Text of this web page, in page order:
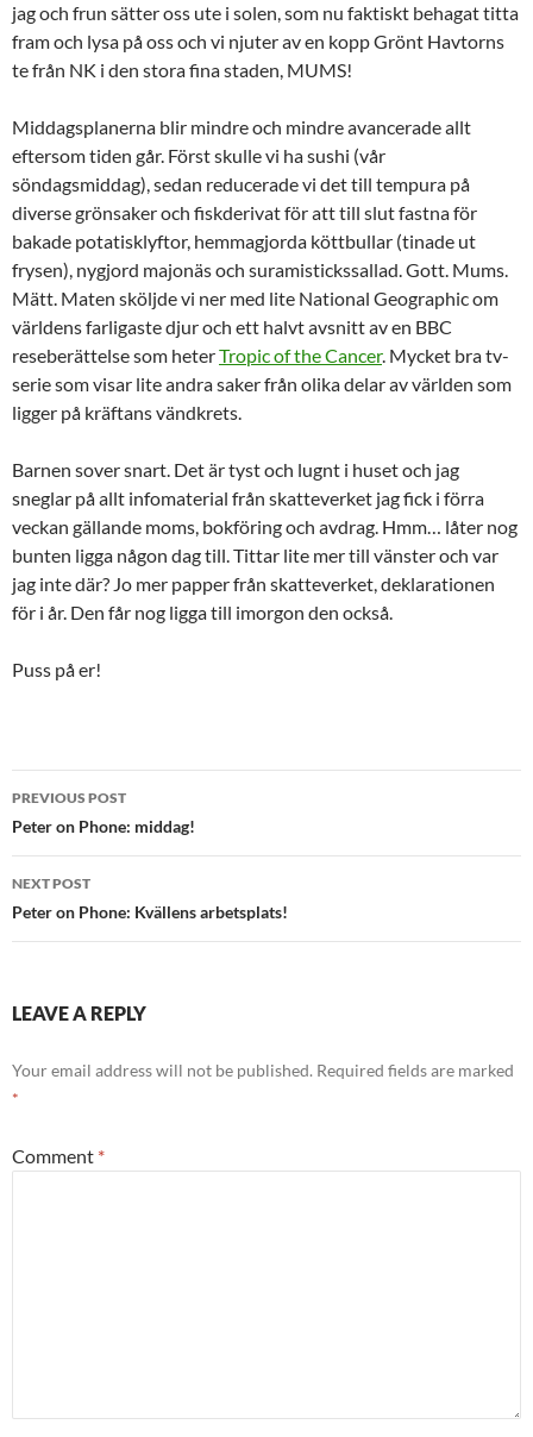
jag och frun sätter oss ute i solen, som nu faktiskt behagat titta
fram och lysa på oss och vi njuter av en kopp Grönt Havtorns
te från NK i den stora fina staden, MUMS!
Middagsplanerna blir mindre och mindre avancerade allt
eftersom tiden går. Först skulle vi ha sushi (vår
söndagsmiddag), sedan reducerade vi det till tempura på
diverse grönsaker och fiskderivat för att till slut fastna för
bakade potatisklyftor, hemmagjorda köttbullar (tinade ut
frysen), nygjord majonäs och suramistickssallad. Gott. Mums.
Mätt. Maten sköljde vi ner med lite National Geographic om
världens farligaste djur och ett halvt avsnitt av en BBC
reseberättelse som heterTropic of the Cancer. Mycket bra tv-
serie som visar lite andra saker från olika delar av världen som
ligger på kräftans vändkrets.
Barnen sover snart. Det är tyst och lugnt i huset och jag
sneglar på allt infomaterial från skatteverket jag fick i förra
veckan gällande moms, bokföring och avdrag. Hmm… låter nog
bunten ligga någon dag till. Tittar lite mer till vänster och var
jag inte där? Jo mer papper från skatteverket, deklarationen
för i år. Den får nog ligga till imorgon den också.
Puss på er!
Post
navigation
PREVIOUS POST
Peter on Phone: middag!
NEXT POST
Peter on Phone: Kvällens arbetsplats!
LEAVE A REPLY
Your email address will not be published. Required fields are marked
*
Comment *